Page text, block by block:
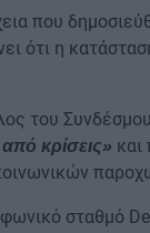
που
ότι η
του
κρίσεις» και
σταθμό